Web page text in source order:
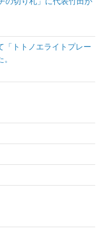
「トトノエライトプレー